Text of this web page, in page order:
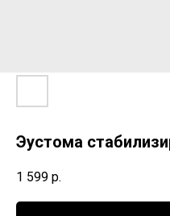
Эустома
1 599 р.